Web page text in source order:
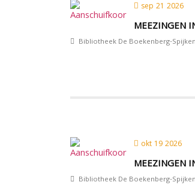
sep 21 2026
MEEZINGEN
Bibliotheek De Boekenberg-
okt 19 2026
MEEZINGEN
Bibliotheek De Boekenberg-